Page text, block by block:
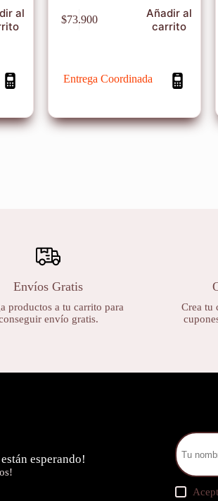
al
$73.900
Añadir al
carrito
Entrega Coordinada
Envíos Gratis
productos a tu carrito para
envío gratis.
Crea tu
esperando!